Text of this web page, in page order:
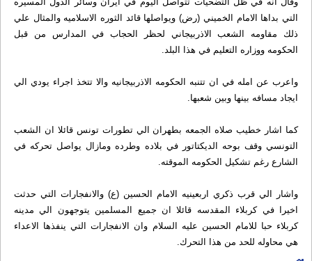
التي بداها الامام الخميني (رض) ويواصلها قائد الثوره الاسلاميه والمثال علي
ذلك مقاومه الشعب الاذربيجاني لحظر الحجاب في المدارس من قبل
الحكومه ووزاره التعليم في هذا البلد.
واعرب عن امله في ان تتنبه الحكومه الاذربيجانيه والا تتخذ اجراء يودي الي
ايجاد مسافه بينها وبين شعبها.
كما اشار خطيب صلاه الجمعه بطهران الي تطورات تونس قائلا ان الشعب
التونسي وقف بوحه الديكتاتور في بلاده وطرده ومازال يواصل تحركه في
الشارع رغم تشكيل الحكومه الموقته.
واشار الي قرب ذكري اربعينيه الامام الحسين (ع) والانفجارات التي حدثت
اخيرا في كربلاء المقدسه قائلا ان جميع المسلمين يتوجهون الي مدينه
كربلاء حبا للامام الحسين عليه السلام وان الانفجارات التي ينفذها الاعداء
هي محاوله للحد من هذا التحرك.